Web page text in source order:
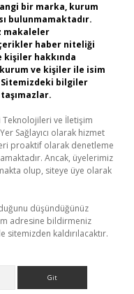
bir marka, kurum
bulunmamaktadır.
makaleler
haber niteliği
kişiler hakkında
ve kişiler ile isim
bilgiler
Teknolojileri ve İletişim
Sağlayıcı olarak hizmet
proaktif olarak denetleme
Ancak, üyelerimiz
olup, siteye üye olarak
düşündüğünüz
adresine bildirmeniz
kaldırılacaktır.